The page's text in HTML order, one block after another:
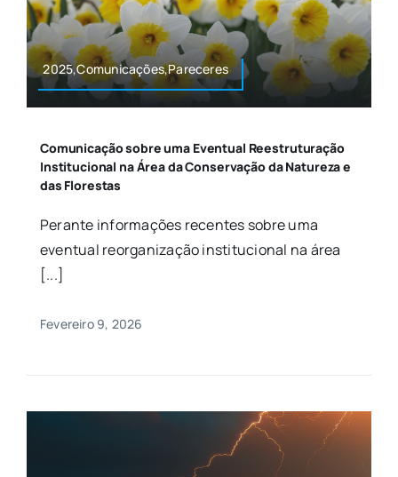
2025,Comunicações,Pareceres
Comunicação sobre uma Eventual Reestruturação
Institucional na Área da Conservação da Natureza e
das Florestas
Perante informações recentes sobre uma
eventual reorganização institucional na área
[...]
Fevereiro 9, 2026